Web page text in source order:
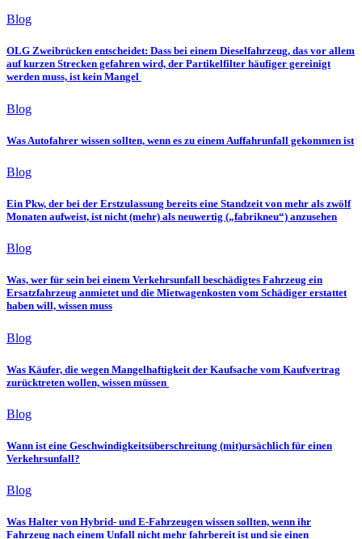
Blog
OLG Zweibrücken entscheidet: Dass bei einem Dieselfahrzeug, das vor allem
auf kurzen Strecken gefahren wird, der Partikelfilter häufiger gereinigt
werden muss, ist kein Mangel
Blog
Was Autofahrer wissen sollten, wenn es zu einem Auffahrunfall gekommen ist
Blog
Ein Pkw, der bei der Erstzulassung bereits eine Standzeit von mehr als zwölf
Monaten aufweist, ist nicht (mehr) als neuwertig („fabrikneu“) anzusehen
Blog
Was, wer für sein bei einem Verkehrsunfall beschädigtes Fahrzeug ein
Ersatzfahrzeug anmietet und die Mietwagenkosten vom Schädiger erstattet
haben will, wissen muss
Blog
Was Käufer, die wegen Mangelhaftigkeit der Kaufsache vom Kaufvertrag
zurücktreten wollen, wissen müssen
Blog
Wann ist eine Geschwindigkeitsüberschreitung (mit)ursächlich für einen
Verkehrsunfall?
Blog
Was Halter von Hybrid- und E-Fahrzeugen wissen sollten, wenn ihr
Fahrzeug nach einem Unfall nicht mehr fahrbereit ist und sie einen